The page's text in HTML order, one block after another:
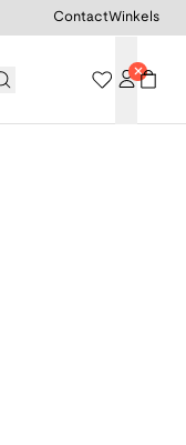
ContactWinkels